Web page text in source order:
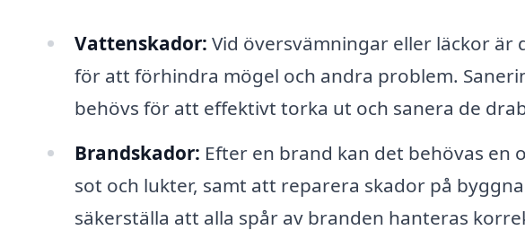
Vattenskador: Vid översvämningar eller läckor
för att förhindra mögel och andra problem.
behövs för att effektivt torka ut och sanera de
Brandskador: Efter en brand kan det behövas
sot och lukter, samt att reparera skador på
säkerställa att alla spår av branden hanteras